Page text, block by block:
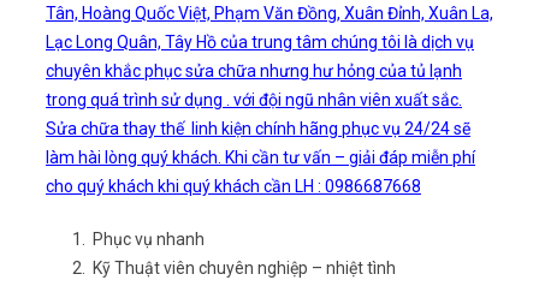
Tân, Hoàng Quốc Việt, Phạm Văn Đồng, Xuân Đỉnh, Xuân La,
Lạc Long Quân, Tây Hồ của trung tâm chúng tôi là dịch vụ
chuyên khắc phục sửa chữa nhưng hư hỏng của tủ lạnh
trong quá trình sử dụng . với đội ngũ nhân viên xuất sắc.
Sửa chữa thay thế linh kiện chính hãng phục vụ 24/24 sẽ
làm hài lòng quý khách. Khi cần tư vấn – giải đáp miễn phí
cho quý khách khi quý khách cần LH : 0986687668
Phục vụ nhanh
Kỹ Thuật viên chuyên nghiệp – nhiệt tình